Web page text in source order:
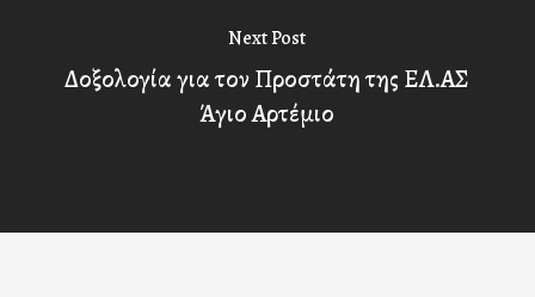
Next Post
Δοξολογία για τον Προστάτη της ΕΛ.ΑΣ
Άγιο Αρτέμιο